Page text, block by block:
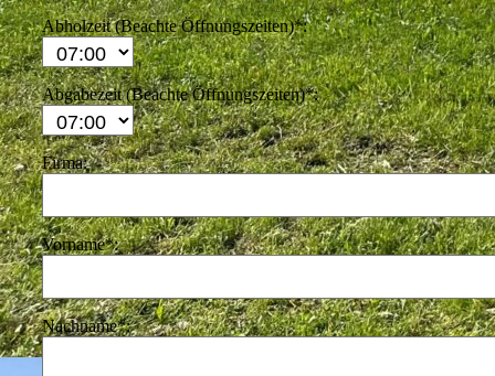
Abholzeit (Beachte Öffnungszeiten)*:
Abgabezeit (Beachte Öffnungszeiten)*:
Firma:
Vorname*:
Nachname*: